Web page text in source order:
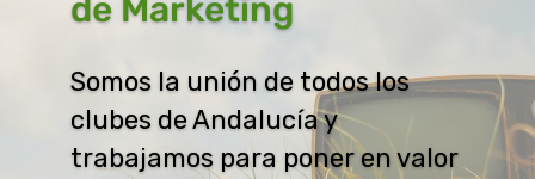
de Marketing
Somos la unión de todos los
clubes de Andalucía y
trabajamos para poner en valor